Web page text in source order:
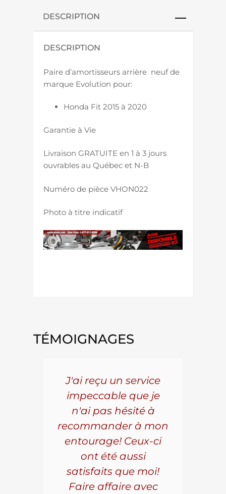
DESCRIPTION
DESCRIPTION
Paire d’amortisseurs arrière neuf de
marque Evolution pour:
Honda Fit 2015 à 2020
Garantie à Vie
Livraison GRATUITE en 1 à 3 jours
ouvrables au Québec et N-B
Numéro de pièce VHON022
Photo à titre indicatif
TÉMOIGNAGES
J'ai reçu un service
impeccable que je
n'ai pas hésité à
recommander à mon
entourage! Ceux-ci
ont été aussi
satisfaits que moi!
Faire affaire avec